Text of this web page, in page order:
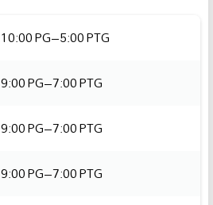
10:00 PG–5:00 PTG
9:00 PG–7:00 PTG
9:00 PG–7:00 PTG
9:00 PG–7:00 PTG